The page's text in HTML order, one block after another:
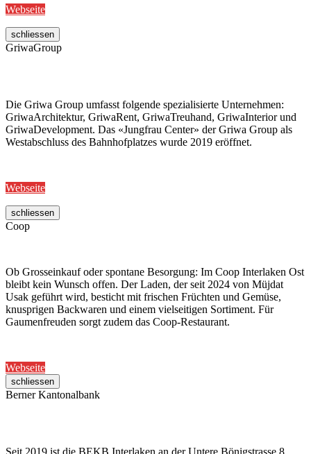
Webseite
schliessen
GriwaGroup
Die Griwa Group umfasst folgende spezialisierte Unternehmen:
GriwaArchitektur, GriwaRent, GriwaTreuhand, GriwaInterior und
GriwaDevelopment. Das «Jungfrau Center» der Griwa Group als
Westabschluss des Bahnhofplatzes wurde 2019 eröffnet.
Webseite
schliessen
Coop
Ob Grosseinkauf oder spontane Besorgung: Im Coop Interlaken Ost
bleibt kein Wunsch offen. Der Laden, der seit 2024 von Müjdat
Usak geführt wird, besticht mit frischen Früchten und Gemüse,
knusprigen Backwaren und einem vielseitigen Sortiment. Für
Gaumenfreuden sorgt zudem das Coop-Restaurant.
Webseite
schliessen
Berner Kantonalbank